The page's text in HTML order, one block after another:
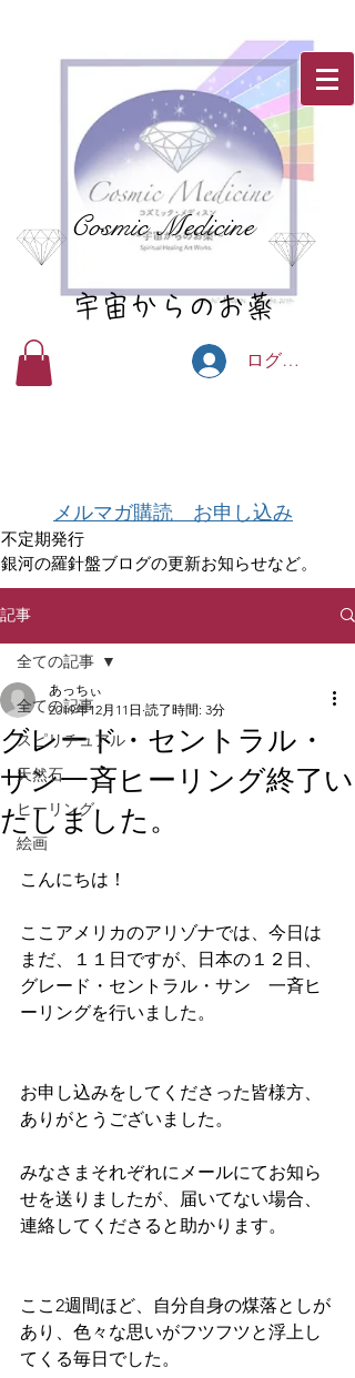
Cosmic Medicine
宇宙からのお薬
ログイン
メルマガ購読 お申し込み
不定期発行
銀河の羅針盤ブログの更新お知らせなど。
記事
全ての記事
スピリチュアル
天然石
ヒーリング
絵画
全ての記事
グレード・セントラル・
サン一斉ヒーリング終了い
たしました。
あっちぃ
2019年12月11日 読了時間: 3分
こんにちは！
ここアメリカのアリゾナでは、今日は
まだ、１１日ですが、日本の１２日、
グレード・セントラル・サン　一斉ヒ
ーリングを行いました。
お申し込みをしてくださった皆様方、
ありがとうございました。
みなさまそれぞれにメールにてお知ら
せを送りましたが、届いてない場合、
連絡してくださると助かります。
ここ2週間ほど、自分自身の煤落としが
あり、色々な思いがフツフツと浮上し
てくる毎日でした。